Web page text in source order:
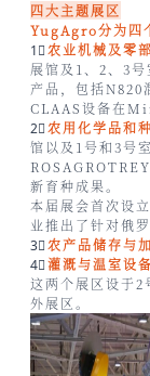
四大主题展区
YugAgro分为四
1⃣农业机械及零
展馆及1、2、3
产品，包括N820
CLAAS设备在
2⃣农用化学品和
馆以及1号和3号
新育种成果。
本届展会首次设
业推出了针对俄
3⃣农产品储存与
4⃣灌溉与温室设
这两个展区设于2
外展区。